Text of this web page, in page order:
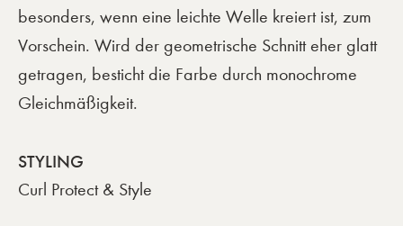
besonders, wenn eine leichte Welle kreiert ist, zum
Vorschein. Wird der geometrische Schnitt eher glatt
getragen, besticht die Farbe durch monochrome
Gleichmäßigkeit.
STYLING
Curl Protect & Style